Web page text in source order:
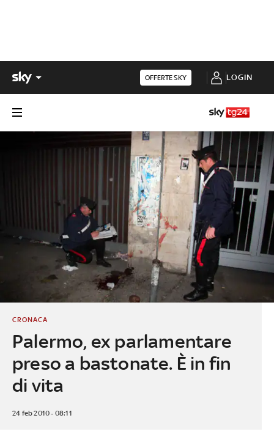
OFFERTE SKY LOGIN
Palermo, ex parlamentare
preso a bastonate. È in fin
di vita
CRONACA
24 feb 2010 - 08:11